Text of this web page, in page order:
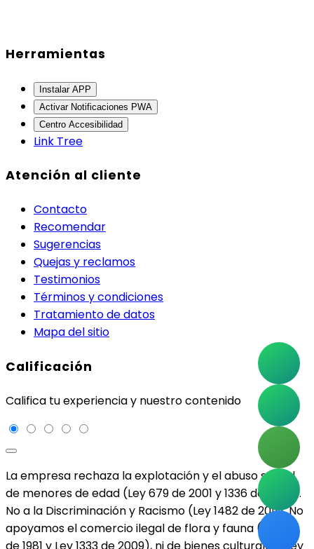
Herramientas
Instalar APP
Activar Notificaciones PWA
Centro Accesibilidad
Link Tree
Atención al cliente
Contacto
Recomendar
Sugerencias
Quejas y reclamos
Testimonios
Términos y condiciones
Tratamiento de datos
Mapa del sitio
Calificación
Califica tu experiencia y nuestro contenido
La empresa rechaza la explotación y el abuso sexual
de menores de edad (Ley 679 de 2001 y 1336 de 2009).
No a la Discriminación y Racismo (Ley 1482 de 2011). No
apoyamos el comercio ilegal de flora y fauna (Ley 17